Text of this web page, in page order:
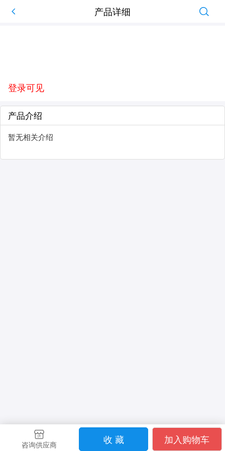
产品详细
登录可见
产品介绍
暂无相关介绍
咨询供应商 收 藏 加入购物车